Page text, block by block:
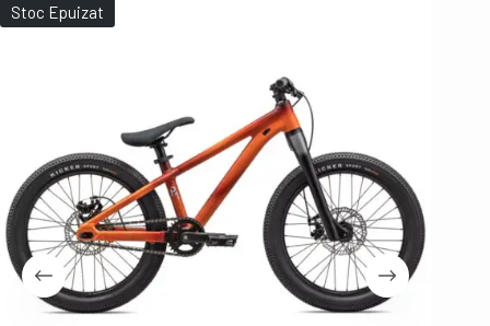
Stoc Epuizat